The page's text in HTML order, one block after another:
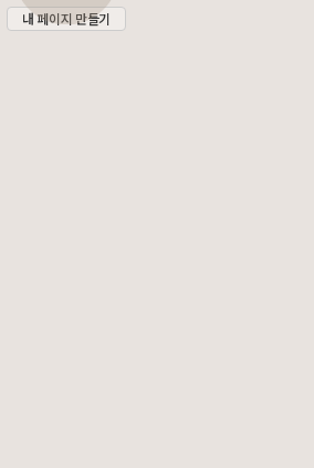
내 페이지 만들기